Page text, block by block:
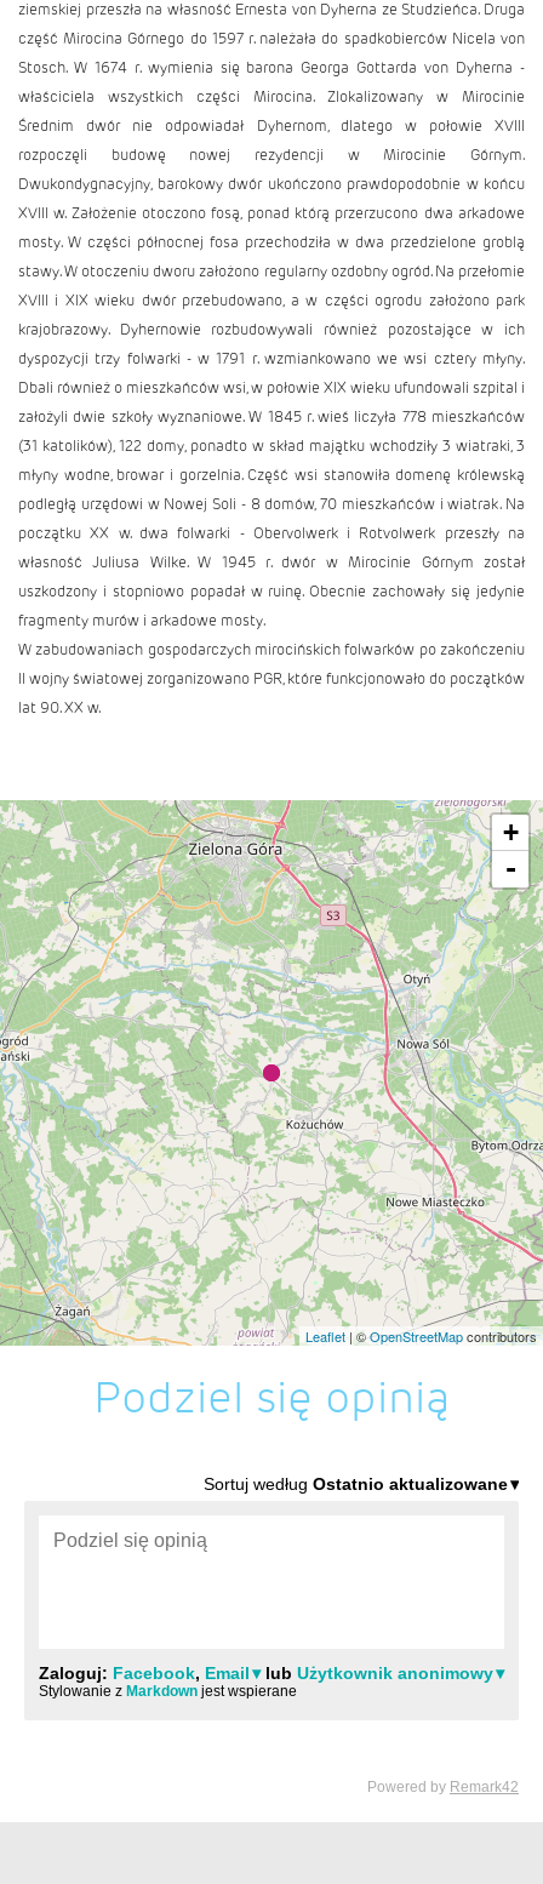
ziemskiej przeszła na własność Ernesta von Dyherna ze Studzieńca. Druga
część Mirocina Górnego do 1597 r. należała do spadkobierców Nicela von
Stosch. W 1674 r. wymienia się barona Georga Gottarda von Dyherna -
właściciela wszystkich części Mirocina. Zlokalizowany w Mirocinie
Średnim dwór nie odpowiadał Dyhernom, dlatego w połowie XVIII
rozpoczęli budowę nowej rezydencji w Mirocinie Górnym.
Dwukondygnacyjny, barokowy dwór ukończono prawdopodobnie w końcu
XVIII w. Założenie otoczono fosą, ponad którą przerzucono dwa arkadowe
mosty. W części północnej fosa przechodziła w dwa przedzielone groblą
stawy. W otoczeniu dworu założono regularny ozdobny ogród. Na przełomie
XVIII i XIX wieku dwór przebudowano, a w części ogrodu założono park
krajobrazowy. Dyhernowie rozbudowywali również pozostające w ich
dyspozycji trzy folwarki - w 1791 r. wzmiankowano we wsi cztery młyny.
Dbali również o mieszkańców wsi, w połowie XIX wieku ufundowali szpital i
założyli dwie szkoły wyznaniowe. W 1845 r. wieś liczyła 778 mieszkańców
(31 katolików), 122 domy, ponadto w skład majątku wchodziły 3 wiatraki, 3
młyny wodne, browar i gorzelnia. Część wsi stanowiła domenę królewską
podległą urzędowi w Nowej Soli - 8 domów, 70 mieszkańców i wiatrak. Na
początku XX w. dwa folwarki - Obervolwerk i Rotvolwerk przeszły na
własność Juliusa Wilke. W 1945 r. dwór w Mirocinie Górnym został
uszkodzony i stopniowo popadał w ruinę. Obecnie zachowały się jedynie
fragmenty murów i arkadowe mosty.
W zabudowaniach gospodarczych mirocińskich folwarków po zakończeniu
II wojny światowej zorganizowano PGR, które funkcjonowało do początków
lat 90. XX w.
+
-
Leaflet | ©OpenStreetMapcontributors
Podziel się opinią